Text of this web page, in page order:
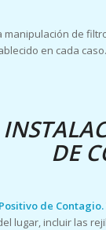
manipulación de
en cada caso.
DE
de Contagio.
lugar, incluir las